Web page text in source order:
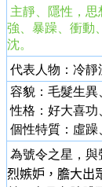
主靜、隱性，
強、暴躁、衝動
沈。
代表人物：冷靜
容貌：毛髮生異
性格：好大喜功
個性特質：虛躁
為號令之星，與
烈嫉妒，膽大出